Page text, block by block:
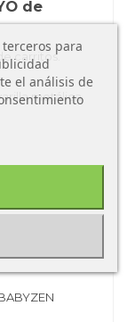
de
carritos.
metálica.
para
el análisis de